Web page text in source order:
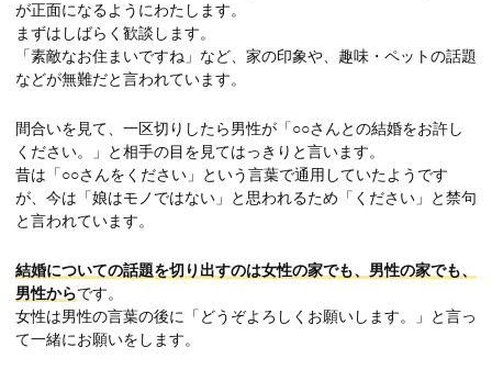
が正面になるようにわたします。
まずはしばらく歓談します。
「素敵なお住まいですね」など、家の印象や、趣味・ペットの話題
などが無難だと言われています。
間合いを見て、一区切りしたら男性が「○○さんとの結婚をお許し
ください。」と相手の目を見てはっきりと言います。
昔は「○○さんをください」という言葉で通用していたようです
が、今は「娘はモノではない」と思われるため「ください」と禁句
と言われています。
結婚についての話題を切り出すのは女性の家でも、男性の家でも、
男性からです。
女性は男性の言葉の後に「どうぞよろしくお願いします。」と言っ
て一緒にお願いをします。